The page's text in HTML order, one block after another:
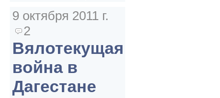
9 октября 2011 г.
2
Вялотекущая
война в
Дагестане